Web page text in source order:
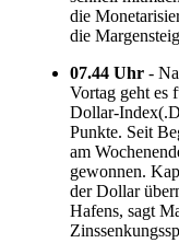
die
die
07.44 Uhr -
Vortag geht es
Dollar-
Punkte. Seit
am
gewonnen.
der Dollar
Hafens, sagt